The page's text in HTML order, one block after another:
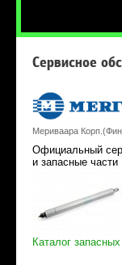
Сервисное
Мериваара
Официальный
и запасные части
Каталог